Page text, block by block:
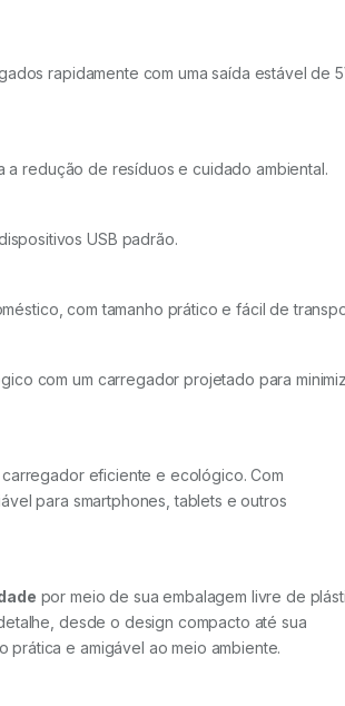
rapidamente com uma saída estável de
a redução de resíduos e cuidado ambiental.
USB padrão.
com tamanho prático e fácil de
com um carregador projetado para
eficiente e ecológico. Com
para smartphones, tablets e outros
por meio de sua embalagem livre de
desde o design compacto até sua
e amigável ao meio ambiente.